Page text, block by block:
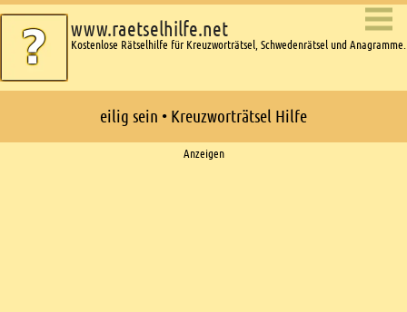
www.raetselhilfe.net
Kostenlose Rätselhilfe für Kreuzworträtsel, Schwedenrätsel und Anagramme.
eilig sein • Kreuzworträtsel Hilfe
Anzeigen